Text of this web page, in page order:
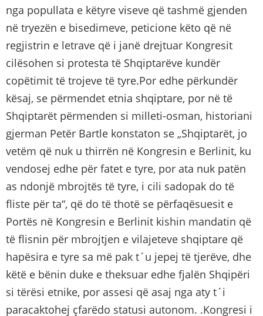
nga popullata e këtyre viseve që tashmë gjenden
në tryezën e bisedimeve, peticione këto që në
regjistrin e letrave që i janë drejtuar Kongresit
cilësohen si protesta të Shqiptarëve kundër
copëtimit të trojeve të tyre.Por edhe përkundër
kësaj, se përmendet etnia shqiptare, por në të
Shqiptarët përmenden si milleti-osman, historiani
gjerman Petër Bartle konstaton se „Shqiptarët, jo
vetëm që nuk u thirrën në Kongresin e Berlinit, ku
vendosej edhe për fatet e tyre, por ata nuk patën
as ndonjë mbrojtës të tyre, i cili sadopak do të
fliste për ta“, që do të thotë se përfaqësuesit e
Portës në Kongresin e Berlinit kishin mandatin që
të flisnin për mbrojtjen e vilajeteve shqiptare që
hapësira e tyre sa më pak t´u jepej të tjerëve, dhe
këtë e bënin duke e theksuar edhe fjalën Shqipëri
si tërësi etnike, por assesi që asaj nga aty t´i
paracaktohej çfarëdo statusi autonom. .Kongresi i